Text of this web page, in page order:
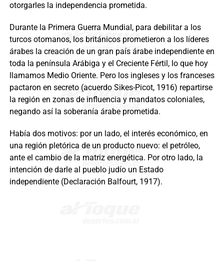
otorgarles la independencia prometida.
Durante la Primera Guerra Mundial, para debilitar a los
turcos otomanos, los británicos prometieron a los líderes
árabes la creación de un gran país árabe independiente en
toda la península Arábiga y el Creciente Fértil, lo que hoy
llamamos Medio Oriente. Pero los ingleses y los franceses
pactaron en secreto (acuerdo Sikes-Picot, 1916) repartirse
la región en zonas de influencia y mandatos coloniales,
negando así la soberanía árabe prometida.
Había dos motivos: por un lado, el interés económico, en
una región pletórica de un producto nuevo: el petróleo,
ante el cambio de la matriz energética. Por otro lado, la
intención de darle al pueblo judío un Estado
independiente (Declaración Balfourt, 1917).